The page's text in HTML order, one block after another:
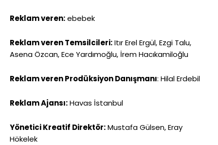
Reklam veren:ebebek
Reklam veren Temsilcileri:Itır Erel Ergül, Ezgi Talu,
Asena Özcan, Ece Yardımoğlu, İrem Hacıkamiloğlu
Reklam veren Prodüksiyon Danışmanı: Hilal Erdebil
Reklam Ajansı:Havas İstanbul
Yönetici Kreatif Direktör:Mustafa Gülsen, Eray
Hökelek